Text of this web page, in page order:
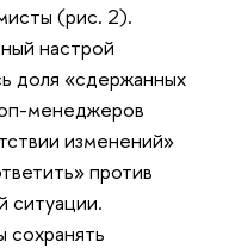
(рис. 2).
настрой
доля «сдержанных
менеджеров
изменений»
против
ситуации.